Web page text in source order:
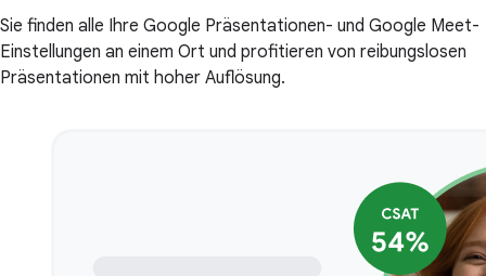
Sie finden alle Ihre Google Präsentationen- und Google Meet-
Einstellungen an einem Ort und profitieren von reibungslosen
Präsentationen mit hoher Auflösung.